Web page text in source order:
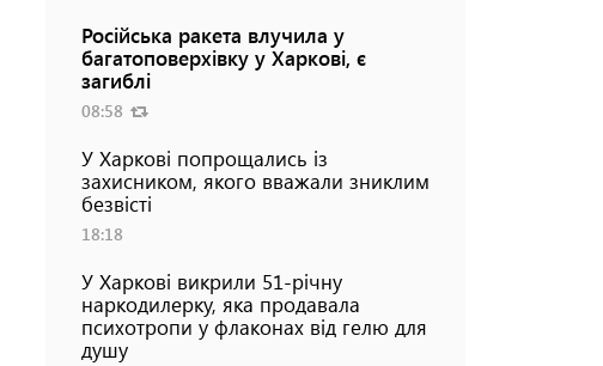
Російська ракета влучила у
багатоповерхівку у Харкові, є
загиблі
08:58
У Харкові попрощались із
захисником, якого вважали зниклим
безвісті
18:18
У Харкові викрили 51-річну
наркодилерку, яка продавала
психотропи у флаконах від гелю для
душу